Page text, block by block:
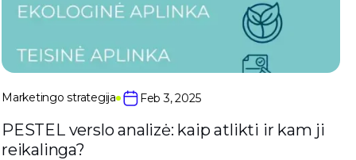
Marketingo strategija Feb 3, 2025
PESTEL verslo analizė: kaip atlikti ir kam ji
reikalinga?